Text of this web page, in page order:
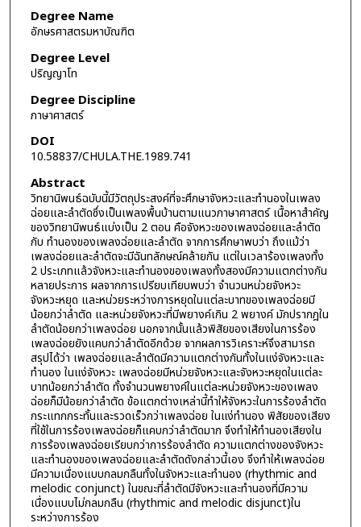
Degree Name
อักษรศาสตรมหาบัณฑิต
Degree Level
ปริญญาโท
Degree Discipline
ภาษาศาสตร์
DOI
10.58837/CHULA.THE.1989.741
Abstract
วิทยานิพนธ์ฉบับนี้มีวัตถุประสงค์ที่จะศึกษาจังหวะและทำนองในเพลง
ฉ่อยและลำตัดซึ่งเป็นเพลงพื้นบ้านตามแนวภาษาศาสตร์ เนื้อหาสำคัญ
ของวิทยานิพนธ์แบ่งเป็น 2 ตอน คือจังหวะของเพลงฉ่อยและลำตัด
กับ ทำนองของเพลงฉ่อยและลำตัด จากการศึกษาพบว่า ถึงแม้ว่า
เพลงฉ่อยและลำตัดจะมีฉันทลักษณ์คล้ายกัน แต่ในเวลาร้องเพลงทั้ง
2 ประเภทแล้วจังหวะและทำนองของเพลงทั้งสองมีความแตกต่างกัน
หลายประการ ผลจากการเปรียบเทียบพบว่า จำนวนหน่วยจังหวะ
จังหวะหยุด และหน่วยระหว่างการหยุดในแต่ละบาทของเพลงฉ่อยมี
น้อยกว่าลำตัด และหน่วยจังหวะที่มีพยางค์เกิน 2 พยางค์ มักปรากฎใน
ลำตัดน้อยกว่าเพลงฉ่อย นอกจากนั้นแล้วพิสัยของเสียงในการร้อง
เพลงฉ่อยยังแคบกว่าลำตัดอีกด้วย จากผลการวิเคราะห์จึงสามารถ
สรุปได้ว่า เพลงฉ่อยและลำตัดมีความแตกต่างกันทั้งในแง่จังหวะและ
ทำนอง ในแง่จังหวะ เพลงฉ่อยมีหน่วยจังหวะและจังหวะหยุดในแต่ละ
บาทน้อยกว่าลำตัด ทั้งจำนวนพยางค์ในแต่ละหน่วยจังหวะของเพลง
ฉ่อยก็มีน้อยกว่าลำตัด ข้อแตกต่างเหล่านี้ทำให้จังหวะในการร้องลำตัด
กระแทกกระทั้นและรวดเร็วกว่าเพลงฉ่อย ในแง่ทำนอง พิสัยของเสียง
ที่ใช้ในการร้องเพลงฉ่อยก็แคบกว่าลำตัดมาก จึงทำให้ทำนองเสียงใน
การร้องเพลงฉ่อยเรียบกว่าการร้องลำตัด ความแตกต่างของจังหวะ
และทำนองของเพลงฉ่อยและลำตัดดังกล่าวนี้เอง จึงทำให้เพลงฉ่อย
มีความเนื่องแบบกลมกลืนทั้งในจังหวะและทำนอง (rhythmic and
melodic conjunct) ในขณะที่ลำตัดมีจังหวะและทำนองที่มีความ
เนื่องแบบไม่กลมกลืน (rhythmic and melodic disjunct)ใน
ระหว่างการร้อง